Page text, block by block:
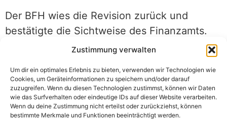
Zustimmung verwalten
Um dir ein optimales Erlebnis zu bieten, verwenden wir Technologien wie
Cookies, um Geräteinformationen zu speichern und/oder darauf
zuzugreifen. Wenn du diesen Technologien zustimmst, können wir Daten
wie das Surfverhalten oder eindeutige IDs auf dieser Website verarbeiten.
Wenn du deine Zustimmung nicht erteilst oder zurückziehst, können
bestimmte Merkmale und Funktionen beeinträchtigt werden.
Der BFH wies die Revision zurück und
bestätigte die Sichtweise des Finanzamts.
Der Zweck der Sonderabschreibung nach §
7b EStG liegt darin, Anreize für die zeitnahe
SchaffungzusätzlichenWohnraums zu
bieten und damit die Wohnraumknappheit zu
bekämpfen. Das ergibt sich aus der
Entstehungsgeschichte des Gesetzes, das